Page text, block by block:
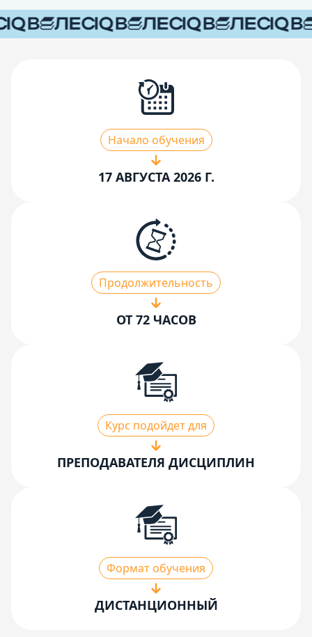
Начало обучения
17 АВГУСТА 2026 Г.
Продолжительность
ОТ 72 ЧАСОВ
Курс подойдет для
ПРЕПОДАВАТЕЛЯ ДИСЦИПЛИН
Формат обучения
ДИСТАНЦИОННЫЙ